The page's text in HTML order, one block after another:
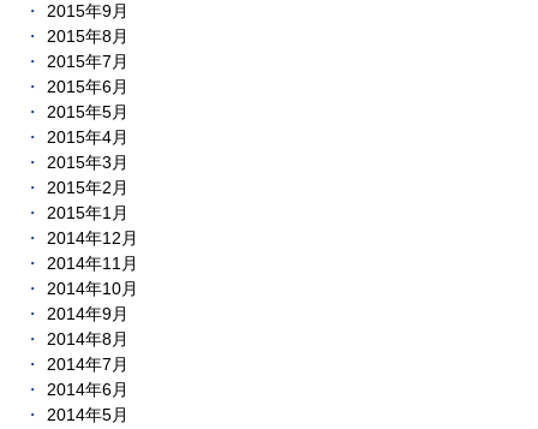
2015年9月
2015年8月
2015年7月
2015年6月
2015年5月
2015年4月
2015年3月
2015年2月
2015年1月
2014年12月
2014年11月
2014年10月
2014年9月
2014年8月
2014年7月
2014年6月
2014年5月